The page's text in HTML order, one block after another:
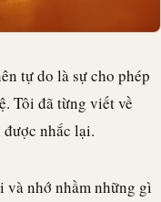
tự do là sự cho phép
Tôi đã từng viết về
nhắc lại.
nhớ nhầm những gì